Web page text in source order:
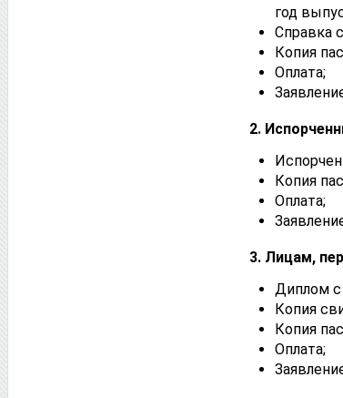
год
Справка
Копия
Оплата;
2.
Копия
Оплата;
3. Лицам,
Диплом
Копия
Копия
Оплата;